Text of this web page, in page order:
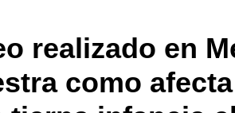
realizado en
como